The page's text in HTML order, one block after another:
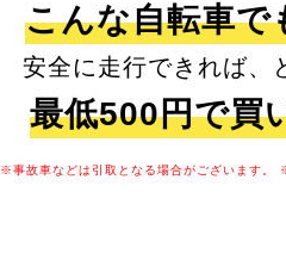
こんな自転車で
安全に走行できれば、
最低500円で買
※事故車などは引取となる場合がございます。